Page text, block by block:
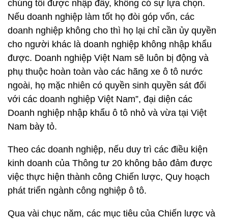
chúng tôi được nhập đấy, không có sự lựa chọn.
Nếu doanh nghiệp làm tốt họ đòi góp vốn, các
doanh nghiệp không cho thì họ lại chỉ cần ủy quyền
cho người khác là doanh nghiệp không nhập khẩu
được. Doanh nghiệp Việt Nam sẽ luôn bị động và
phụ thuộc hoàn toàn vào các hãng xe ô tô nước
ngoài, họ mặc nhiên có quyền sinh quyền sát đối
với các doanh nghiệp Việt Nam”, đại diện các
Doanh nghiệp nhập khẩu ô tô nhỏ và vừa tại Việt
Nam bày tỏ.
Theo các doanh nghiệp, nếu duy trì các điều kiện
kinh doanh của Thông tư 20 không bảo đảm được
việc thực hiện thành công Chiến lược, Quy hoạch
phát triển ngành công nghiệp ô tô.
Qua vài chục năm, các mục tiêu của Chiến lược và